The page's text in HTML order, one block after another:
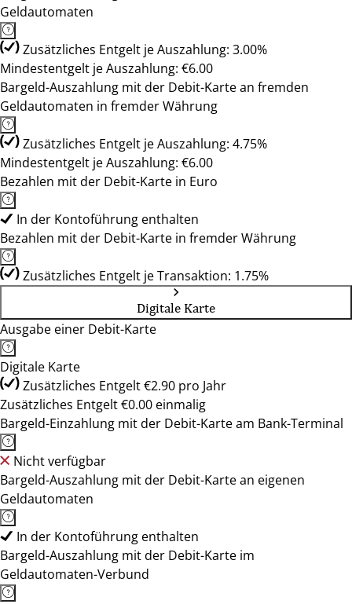
Geldautomaten
Zusätzliches Entgelt je Auszahlung: 3.00%
Mindestentgelt je Auszahlung: €6.00
Bargeld-Auszahlung mit der Debit-Karte an fremden
Geldautomaten in fremder Währung
Zusätzliches Entgelt je Auszahlung: 4.75%
Mindestentgelt je Auszahlung: €6.00
Bezahlen mit der Debit-Karte in Euro
In der Kontoführung enthalten
Bezahlen mit der Debit-Karte in fremder Währung
Zusätzliches Entgelt je Transaktion: 1.75%
Digitale Karte
Ausgabe einer Debit-Karte
Digitale Karte
Zusätzliches Entgelt €2.90 pro Jahr
Zusätzliches Entgelt €0.00 einmalig
Bargeld-Einzahlung mit der Debit-Karte am Bank-Terminal
Nicht verfügbar
Bargeld-Auszahlung mit der Debit-Karte an eigenen
Geldautomaten
In der Kontoführung enthalten
Bargeld-Auszahlung mit der Debit-Karte im
Geldautomaten-Verbund